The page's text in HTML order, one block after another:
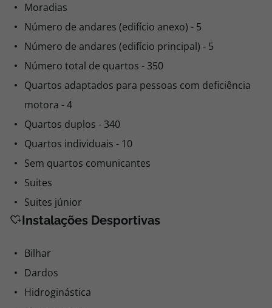
Moradias
Número de andares (edifício anexo) - 5
Número de andares (edifício principal) - 5
Número total de quartos - 350
Quartos adaptados para pessoas com deficiência
motora - 4
Quartos duplos - 340
Quartos individuais - 10
Sem quartos comunicantes
Suites
Suites júnior
Instalações Desportivas
Bilhar
Dardos
Hidroginástica